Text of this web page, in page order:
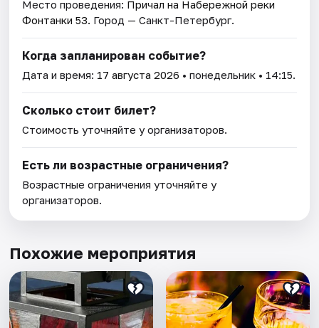
Место проведения: Причал на Набережной реки
Фонтанки 53. Город — Санкт-Петербург.
Когда запланирован событие?
Дата и время: 17 августа 2026 • понедельник • 14:15.
Сколько стоит билет?
Стоимость уточняйте у организаторов.
Есть ли возрастные ограничения?
Возрастные ограничения уточняйте у
организаторов.
Похожие мероприятия